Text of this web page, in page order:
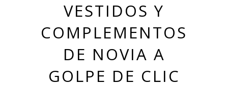
VESTIDOS Y
COMPLEMENTOS
DE NOVIA A
GOLPE DE CLIC